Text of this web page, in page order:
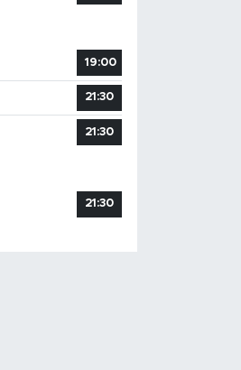
19:00
21:30
21:30
21:30